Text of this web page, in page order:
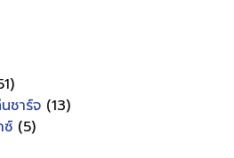
ชาร์จ (13)
ซ์ (5)